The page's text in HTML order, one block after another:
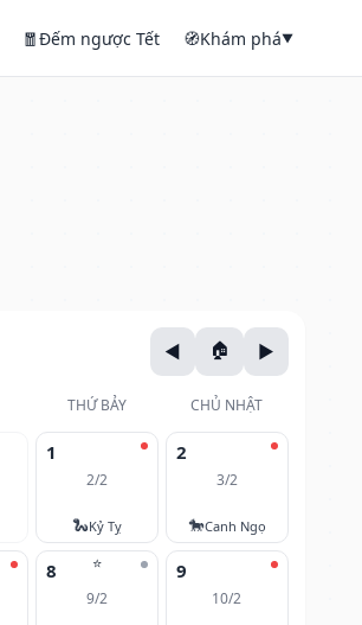
🧧Đếm ngược Tết 🧭Khám phá▼
THỨ BẢY CHỦ NHẬT
1
2/2
🐍Kỷ Tỵ
2
3/2
🐎Canh Ngọ
⭐
8
9/2
9
10/2